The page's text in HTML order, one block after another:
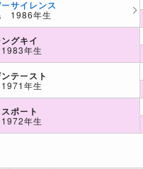
サイレンス
1986年生
グキイ
年生
テースト
年生
ポート
年生